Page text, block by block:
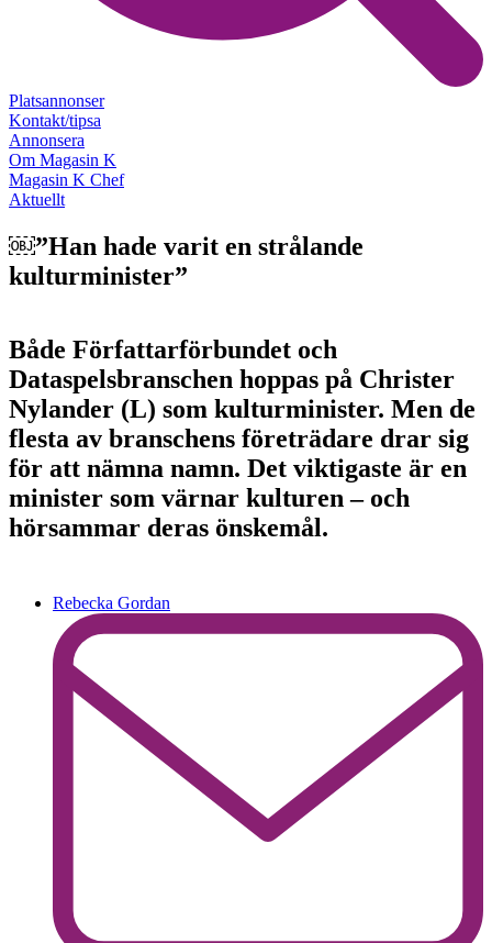
Platsannonser
Kontakt/tipsa
Annonsera
Om Magasin K
Magasin K Chef
Aktuellt
￼”Han hade varit en strålande
kulturminister”
Både Författarförbundet och
Dataspelsbranschen hoppas på Christer
Nylander (L) som kulturminister. Men de
flesta av branschens företrädare drar sig
för att nämna namn. Det viktigaste är en
minister som värnar kulturen – och
hörsammar deras önskemål.
Rebecka Gordan